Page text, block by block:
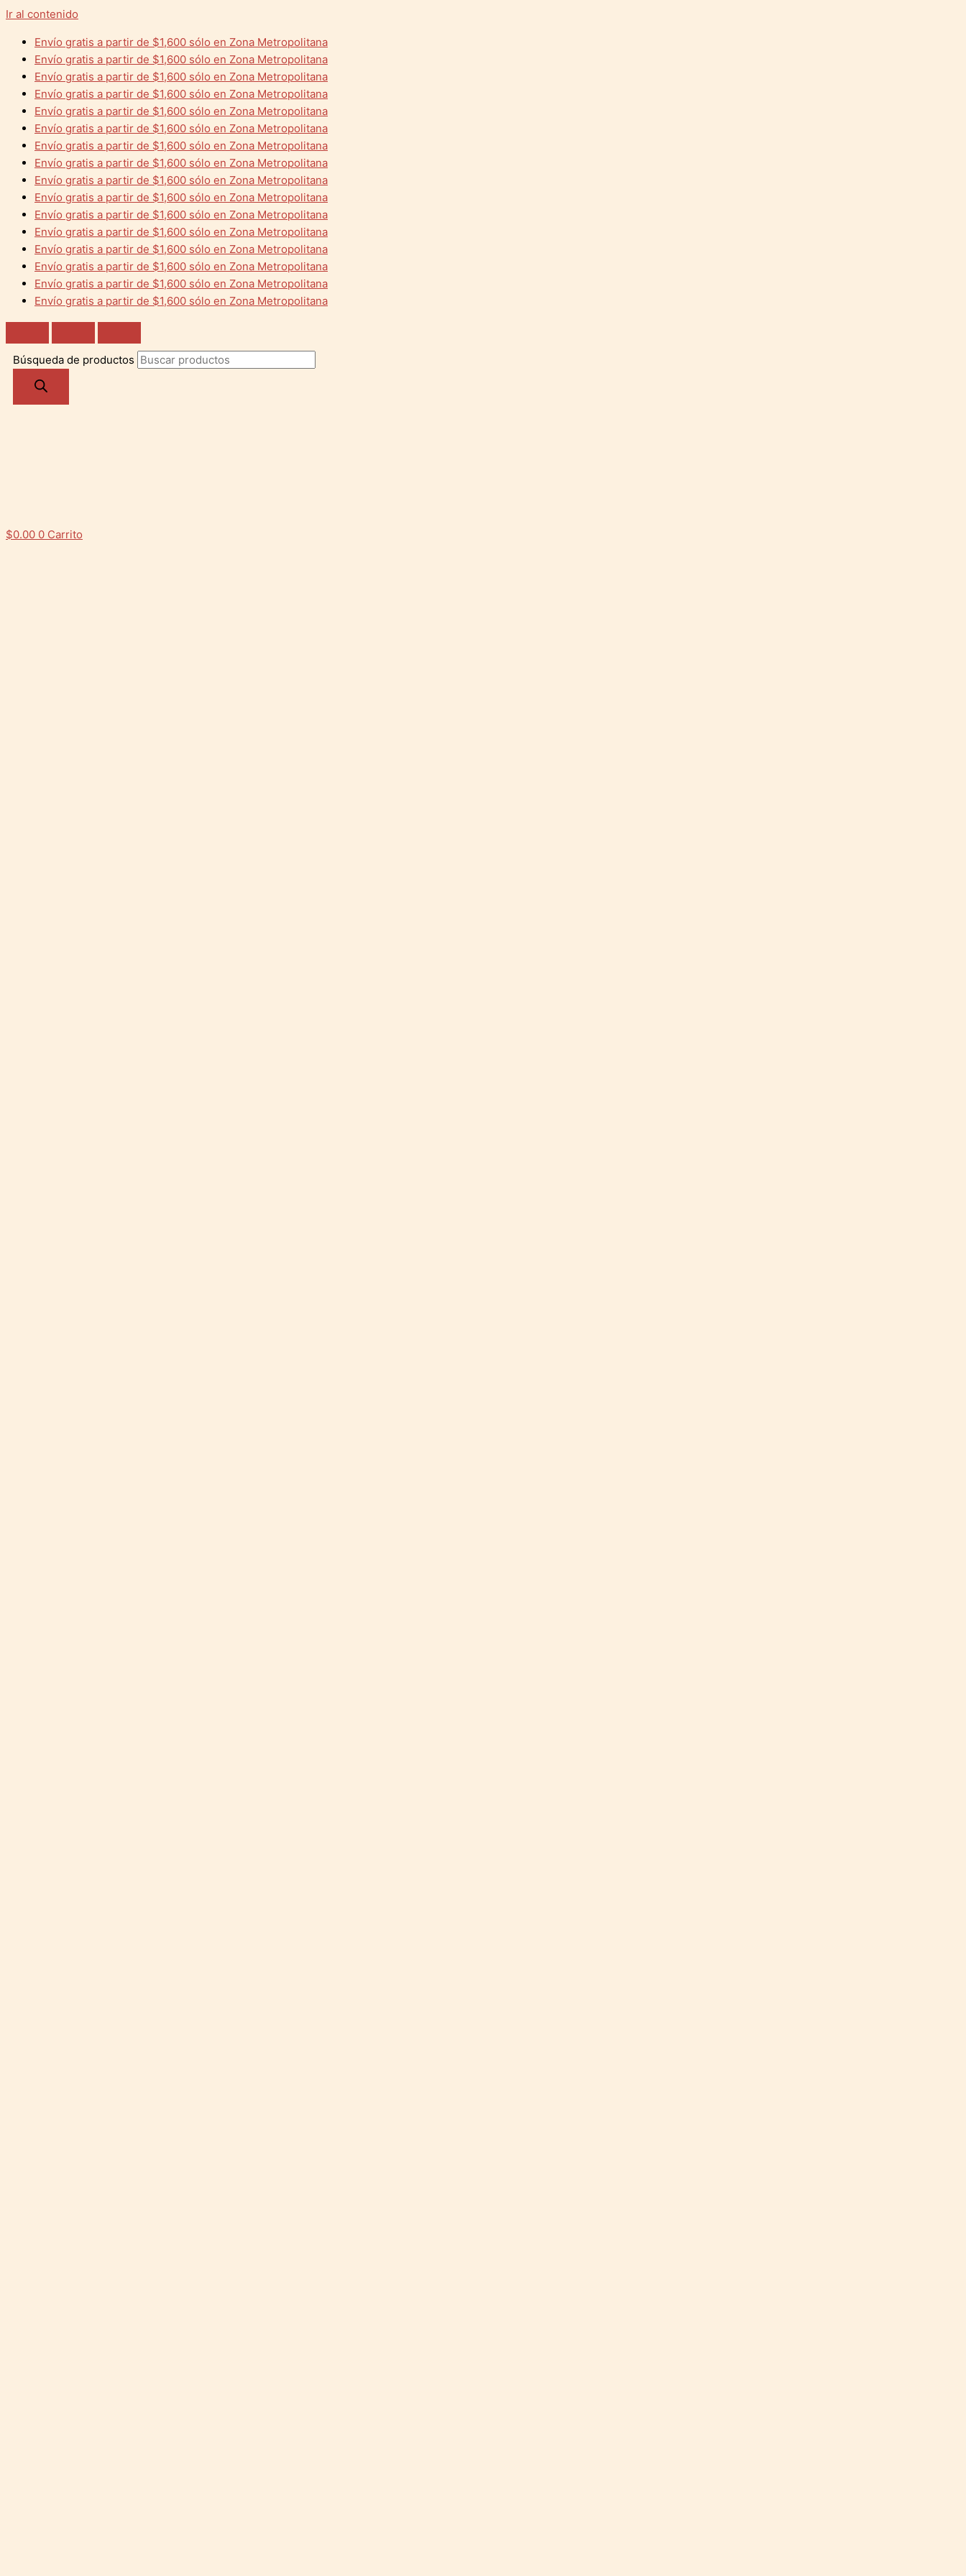
Ir al contenido
Envío gratis a partir de $1,600 sólo en Zona Metropolitana
Envío gratis a partir de $1,600 sólo en Zona Metropolitana
Envío gratis a partir de $1,600 sólo en Zona Metropolitana
Envío gratis a partir de $1,600 sólo en Zona Metropolitana
Envío gratis a partir de $1,600 sólo en Zona Metropolitana
Envío gratis a partir de $1,600 sólo en Zona Metropolitana
Envío gratis a partir de $1,600 sólo en Zona Metropolitana
Envío gratis a partir de $1,600 sólo en Zona Metropolitana
Envío gratis a partir de $1,600 sólo en Zona Metropolitana
Envío gratis a partir de $1,600 sólo en Zona Metropolitana
Envío gratis a partir de $1,600 sólo en Zona Metropolitana
Envío gratis a partir de $1,600 sólo en Zona Metropolitana
Envío gratis a partir de $1,600 sólo en Zona Metropolitana
Envío gratis a partir de $1,600 sólo en Zona Metropolitana
Envío gratis a partir de $1,600 sólo en Zona Metropolitana
Envío gratis a partir de $1,600 sólo en Zona Metropolitana
Búsqueda de productos
$0.00 0 Carrito